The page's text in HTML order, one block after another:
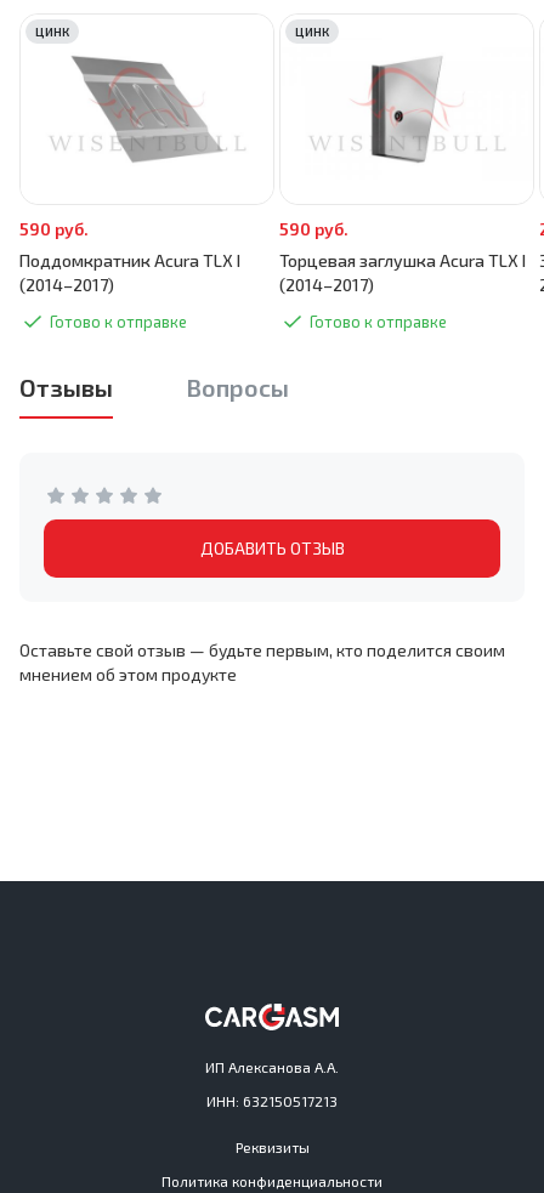
590 руб.
Поддомкратник Acura TLX I
(2014–2017)
Готово к отправке
ЦИНК
590 руб.
Торцевая заглушка Acura TLX I
(2014–2017)
Готово к отправке
ЦИНК
Отзывы Вопросы
ДОБАВИТЬ ОТЗЫВ
Оставьте свой отзыв — будьте первым, кто поделится своим
мнением об этом продукте
ИП Алексанова А.А.
ИНН: 632150517213
Реквизиты
Политика конфиденциальности